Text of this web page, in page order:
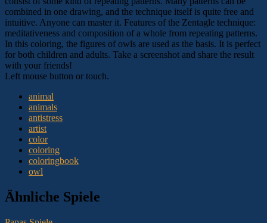
combined in one drawing, and the technique itself is quite free and
intuitive. Anyone can master it. Features of the Zentagle technique:
meditativeness and composition of a whole from repeating patterns.
In this coloring, the figures of owls are used as the basis. It is perfect
for both children and adults. Take a screenshot and share the result
with your friends!
Left mouse button or touch.
animal
animals
antistress
artist
color
coloring
coloringbook
owl
Ähnliche Spiele